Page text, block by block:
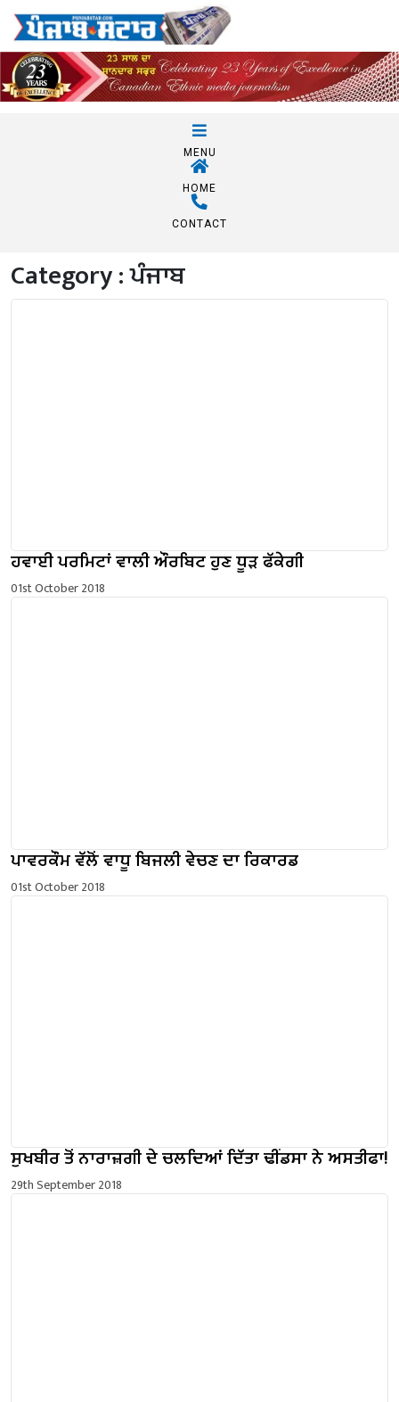
MENU
HOME
CONTACT
Category :ਪੰਜਾਬ
ਹਵਾਈ ਪਰਮਿਟਾਂ ਵਾਲੀ ਔਰਬਿਟ ਹੁਣ ਧੂੜ ਫੱਕੇਗੀ
01st October 2018
ਪਾਵਰਕੌਮ ਵੱਲੋਂ ਵਾਧੂ ਬਿਜਲੀ ਵੇਚਣ ਦਾ ਰਿਕਾਰਡ
01st October 2018
ਸੁਖਬੀਰ ਤੋਂ ਨਾਰਾਜ਼ਗੀ ਦੇ ਚਲਦਿਆਂ ਦਿੱਤਾ ਢੀਂਡਸਾ ਨੇ ਅਸਤੀਫਾ!
29th September 2018